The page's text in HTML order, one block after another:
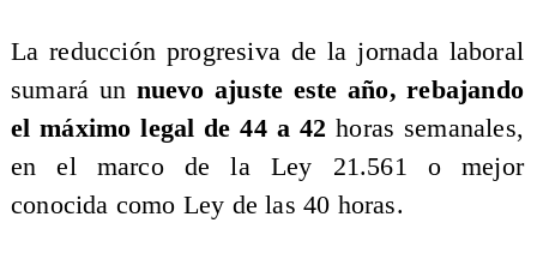
La reducción progresiva de la jornada laboral
sumará un nuevo ajuste este año, rebajando
el máximo legal de 44 a 42 horas semanales,
en el marco de la Ley 21.561 o mejor
conocida como Ley de las 40 horas.